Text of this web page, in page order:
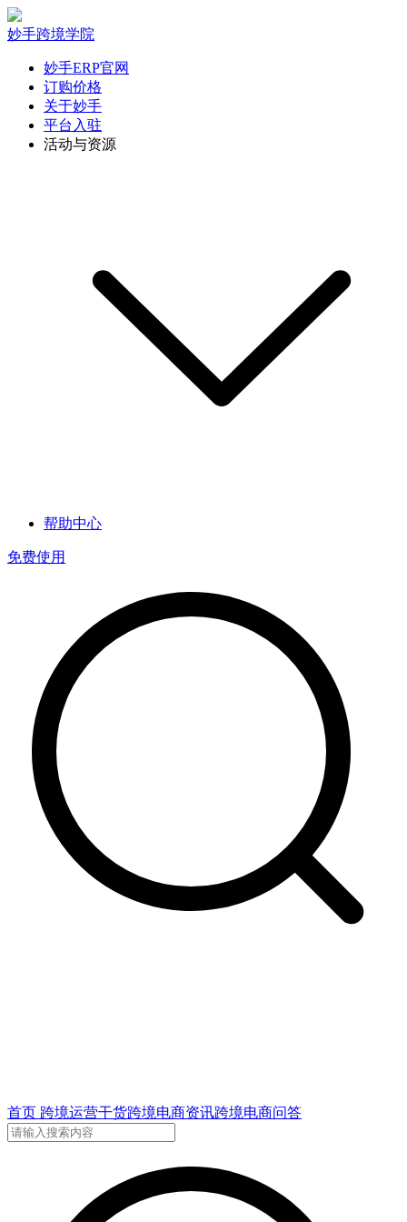
妙手跨境学院
妙手ERP官网
订购价格
关于妙手
平台入驻
活动与资源
帮助中心
免费使用
首页 跨境运营干货跨境电商资讯跨境电商问答